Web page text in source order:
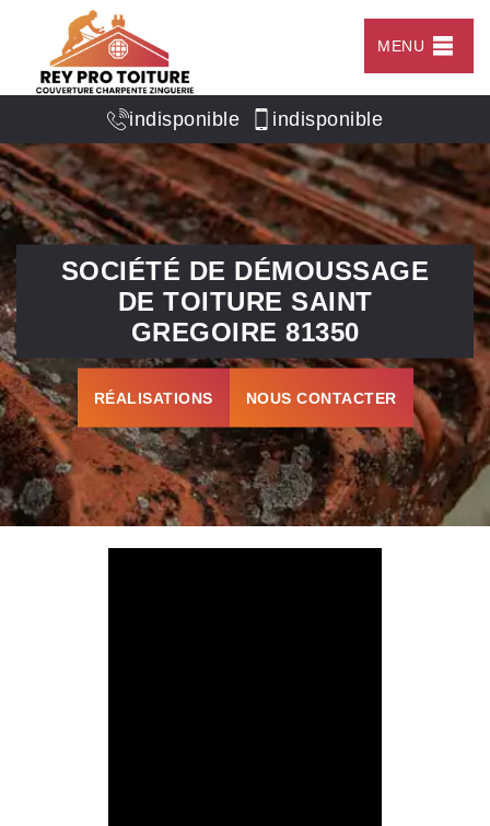
MENU
indisponible indisponible
SOCIÉTÉ DE DÉMOUSSAGE
DE TOITURE SAINT
GREGOIRE 81350
RÉALISATIONS NOUS CONTACTER